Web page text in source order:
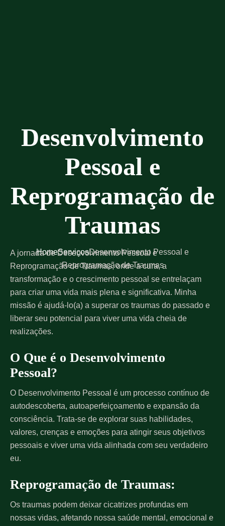
Desenvolvimento
Pessoal e
Reprogramação de
Traumas
HomeServiçosDesenvolvimento Pessoal e
Reprogramação de Traumas
A jornada de Desenvolvimento Pessoal e
Reprogramação de Traumas, onde a cura, a
transformação e o crescimento pessoal se entrelaçam
para criar uma vida mais plena e significativa. Minha
missão é ajudá-lo(a) a superar os traumas do passado e
liberar seu potencial para viver uma vida cheia de
realizações.
O Que é o Desenvolvimento
Pessoal?
O Desenvolvimento Pessoal é um processo contínuo de
autodescoberta, autoaperfeiçoamento e expansão da
consciência. Trata-se de explorar suas habilidades,
valores, crenças e emoções para atingir seus objetivos
pessoais e viver uma vida alinhada com seu verdadeiro
eu.
Reprogramação de Traumas:
Os traumas podem deixar cicatrizes profundas em
nossas vidas, afetando nossa saúde mental, emocional e